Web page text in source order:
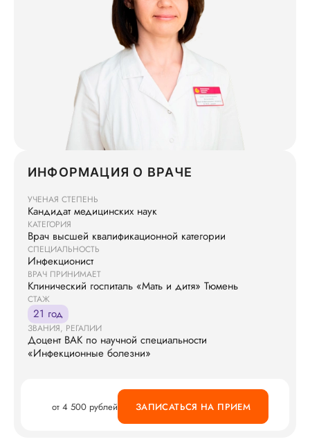
ИНФОРМАЦИЯ О ВРАЧЕ
УЧЕНАЯ СТЕПЕНЬ
Кандидат медицинских наук
КАТЕГОРИЯ
Врач высшей квалификационной категории
СПЕЦИАЛЬНОСТЬ
Инфекционист
ВРАЧ ПРИНИМАЕТ
Клинический госпиталь «Мать и дитя» Тюмень
СТАЖ
21 год
ЗВАНИЯ, РЕГАЛИИ
Доцент ВАК по научной специальности
«Инфекционные болезни»
от 4 500 рублей ЗАПИСАТЬСЯ НА ПРИЕМ